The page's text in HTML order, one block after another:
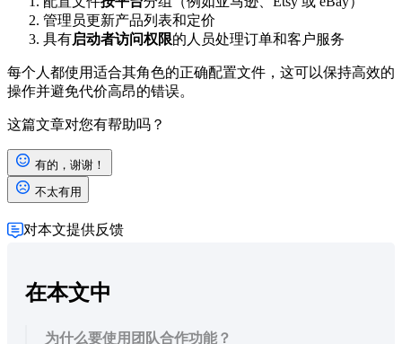
管理员更新产品列表和定价
具有启动者访问权限的人员处理订单和客户服务
每个人都使用适合其角色的正确配置文件，这可以保持高效的
操作并避免代价高昂的错误。
这篇文章对您有帮助吗？
有的，谢谢！
不太有用
对本文提供反馈
在本文中
为什么要使用团队合作功能？